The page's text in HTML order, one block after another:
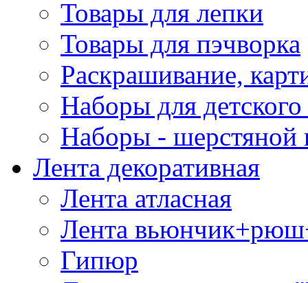
Товары для лепки
Товары для пэчворка
Раскрашивание,
Наборы для
Наборы - шерстяной
Лента декоративная
Лента атласная
Лента
Гипюр